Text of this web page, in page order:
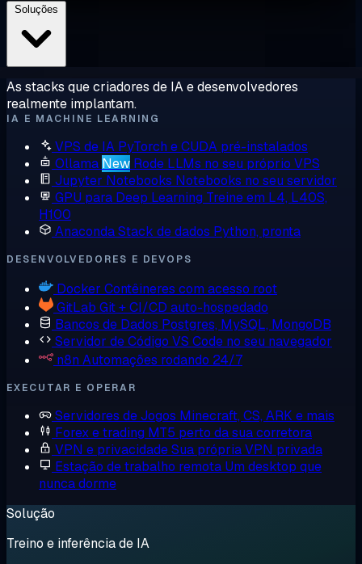
As stacks que criadores de IA e desenvolvedores
realmente implantam.
IA E MACHINE LEARNING
VPS de IA PyTorch e CUDA pré-instalados
Ollama New Rode LLMs no seu próprio VPS
Jupyter Notebooks Notebooks no seu servidor
GPU para Deep Learning Treine em L4, L40S,
H100
AnacondaStack de dados Python, pronta
DESENVOLVEDORES E DEVOPS
Docker Contêineres com acesso root
GitLab Git + CI/CD auto-hospedado
Bancos de Dados Postgres, MySQL, MongoDB
Servidor de Código VS Code no seu navegador
n8n Automações rodando 24/7
EXECUTAR E OPERAR
Servidores de Jogos Minecraft, CS, ARK e mais
Forex e trading MT5 perto da sua corretora
VPN e privacidadeSua própria VPN privada
Estação de trabalho remota Um desktop que
nunca dorme
Solução
Treino e inferência de IA